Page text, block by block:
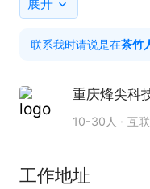
5. 协调中控与主播
6. 参与新品运营策
任职要求
经验者优先。
展开
联系我时请说是在茶竹
重庆烽尖科
10-30人 互
工作地址